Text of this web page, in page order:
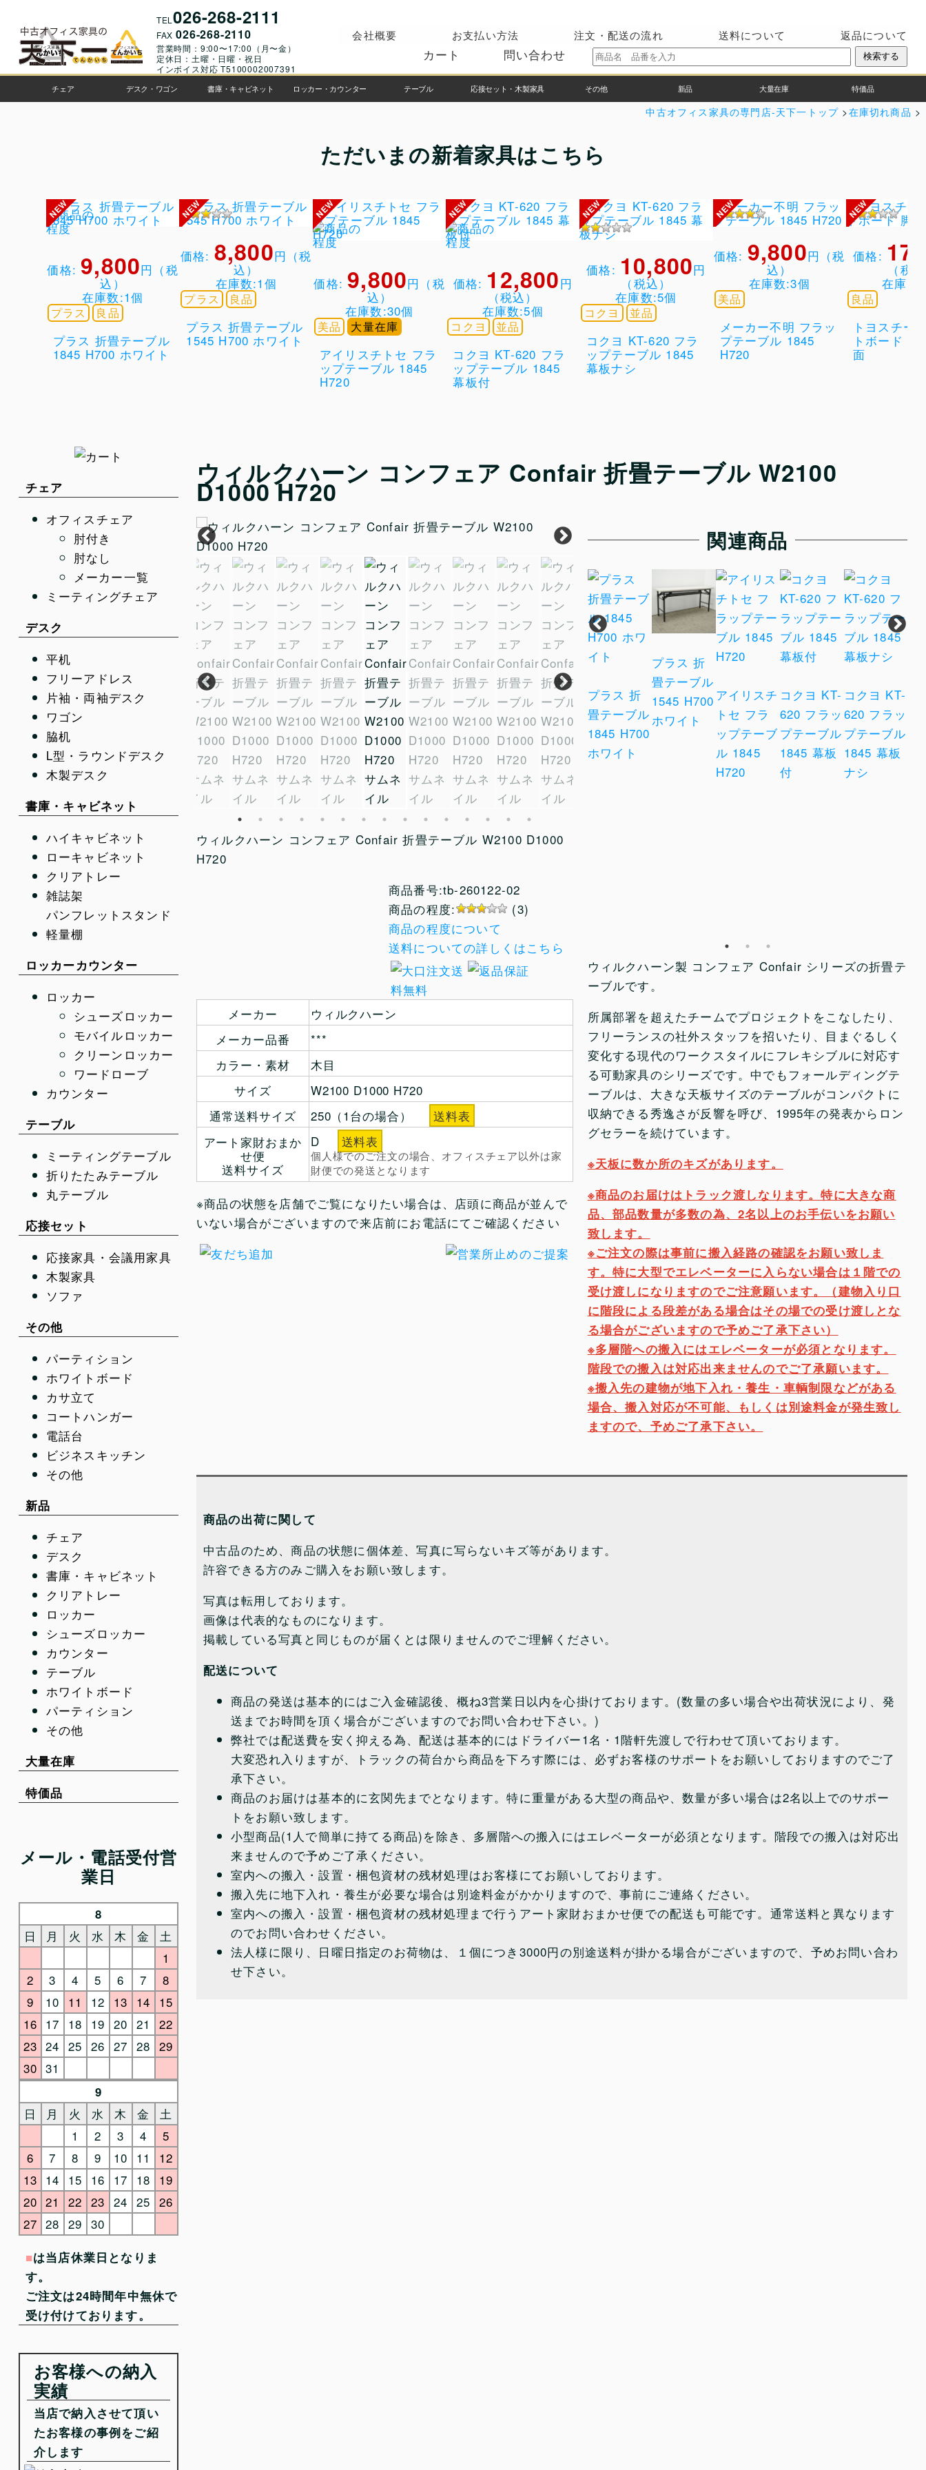
TEL026-268-2111
FAX 026-268-2110
営業時間：9:00〜17:00（月〜金）
定休日：土曜・日曜・祝日
インボイス対応 T5100002007391
会社概要 お支払い方法 注文・配送の流れ 送料について 返品について
カート 問い合わせ
チェア デスク・ワゴン 書庫・キャビネット ロッカー・カウンター テーブル 応接セット・木製家具 その他 新品 大量在庫 特価品
中古オフィス家具の専門店-天下一トップ >在庫切れ商品 >
ただいまの新着家具はこちら
価格: 9,800円（税
込）
在庫数:1個
プラス 良品
プラス 折畳テーブル
1845 H700 ホワイト
価格: 8,800円（税
込）
在庫数:1個
プラス 良品
プラス 折畳テーブル
1545 H700 ホワイト
価格: 9,800円（税
込）
在庫数:30個
美品 大量在庫
アイリスチトセ フラ
ップテーブル 1845
H720
価格: 12,800円
（税込）
在庫数:5個
コクヨ 並品
コクヨ KT-620 フラ
ップテーブル 1845
幕板付
価格: 10,800円
（税込）
在庫数:5個
コクヨ 並品
コクヨ KT-620 フラ
ップテーブル 1845
幕板ナシ
価格: 9,800円（税
込）
在庫数:3個
美品
メーカー不明 フラッ
プテーブル 1845
H720
価格:
（税
在庫数
良品
トヨスチー
トボード
面
ウィルクハーン コンフェア Confair 折畳テーブル W2100
D1000 H720
ウィルクハーン コンフェア Confair 折畳テーブル W2100 D1000
H720
商品番号:tb-260122-02
商品の程度:
(3)
商品の程度について
送料についての詳しくはこちら
メーカー
ウィルクハーン
メーカー品番
***
カラー・素材
木目
サイズ
W2100 D1000 H720
通常送料サイズ
250（1台の場合）
送料表
アート家財おまか
せ便
送料サイズ
D 送料表
個人様でのご注文の場合、オフィスチェア以外は家
財便での発送となります
※商品の状態を店舗でご覧になりたい場合は、店頭に商品が並んで
いない場合がございますので来店前にお電話にてご確認ください
関連商品
オカムラ
ポータム
可動肘 ハ
ンガー付
ダークグリ
品
イトーキ
フリップフ
ラップ 可
バック ハ
ネイビーブ
オカムラ
パート ミ
ーティング
チェアー
セージ
エプソン
データプロ
ジェクター
EB-G5950
オカムラ
アプション
フリー ミ
ーティング
700X700
プラス 折
畳テーブル
1845 H700
ホワイト
プラス 折
畳テーブル
1545 H700
ホワイト
アイリスチ
トセ フラ
ップテーブ
ル 1845
H720
コクヨ KT-
620 フラッ
プテーブル
1845 幕板
付
コクヨ KT-
620 フラッ
プテーブル
1845 幕板
ナシ
ウィルクハーン製 コンフェア Confair シリーズの折畳テ
ーブルです。
所属部署を超えたチームでプロジェクトをこなしたり、
フリーランスの社外スタッフを招いたり、目まぐるしく
変化する現代のワークスタイルにフレキシブルに対応す
る可動家具のシリーズです。中でもフォールディングテ
ーブルは、大きな天板サイズのテーブルがコンパクトに
収納できる秀逸さが反響を呼び、1995年の発表からロン
グセラーを続けています。
※天板に数か所のキズがあります。
※商品のお届けはトラック渡しなります。特に大きな商
品、部品数量が多数の為、2名以上のお手伝いをお願い
致します。
※ご注文の際は事前に搬入経路の確認をお願い致しま
す。特に大型でエレベーターに入らない場合は１階での
受け渡しになりますのでご注意願います。（建物入り口
に階段による段差がある場合はその場での受け渡しとな
る場合がございますので予めご了承下さい）
※多層階への搬入にはエレベーターが必須となります。
階段での搬入は対応出来ませんのでご了承願います。
※搬入先の建物が地下入れ・養生・車輌制限などがある
場合、搬入対応が不可能、もしくは別途料金が発生致し
ますので、予めご了承下さい。
商品の出荷に関して
中古品のため、商品の状態に個体差、写真に写らないキズ等があります。
許容できる方のみご購入をお願い致します。
写真は転用しております。
画像は代表的なものになります。
掲載している写真と同じものが届くとは限りませんのでご理解ください。
配送について
商品の発送は基本的にはご入金確認後、概ね3営業日以内を心掛けております。(数量の多い場合や出荷状況により、発
送までお時間を頂く場合がございますのでお問い合わせ下さい。)
弊社では配送費を安く抑える為、配送は基本的にはドライバー1名・1階軒先渡しで行わせて頂いております。
大変恐れ入りますが、トラックの荷台から商品を下ろす際には、必ずお客様のサポートをお願いしておりますのでご了
承下さい。
商品のお届けは基本的に玄関先までとなります。特に重量がある大型の商品や、数量が多い場合は2名以上でのサポー
トをお願い致します。
小型商品(1人で簡単に持てる商品)を除き、多層階への搬入にはエレベーターが必須となります。階段での搬入は対応出
来ませんので予めご了承ください。
室内への搬入・設置・梱包資材の残材処理はお客様にてお願いしております。
搬入先に地下入れ・養生が必要な場合は別途料金がかかりますので、事前にご連絡ください。
室内への搬入・設置・梱包資材の残材処理まで行うアート家財おまかせ便での配送も可能です。通常送料と異なります
のでお問い合わせください。
法人様に限り、日曜日指定のお荷物は、１個につき3000円の別途送料が掛かる場合がございますので、予めお問い合わ
せ下さい。
チェア
オフィスチェア
肘付き
肘なし
メーカー一覧
ミーティングチェア
デスク
平机
フリーアドレス
片袖・両袖デスク
ワゴン
脇机
L型・ラウンドデスク
木製デスク
書庫・キャビネット
ハイキャビネット
ローキャビネット
クリアトレー
雑誌架
パンフレットスタンド
軽量棚
ロッカーカウンター
ロッカー
シューズロッカー
モバイルロッカー
クリーンロッカー
ワードローブ
カウンター
テーブル
ミーティングテーブル
折りたたみテーブル
丸テーブル
応接セット
応接家具・会議用家具
木製家具
ソファ
その他
パーティション
ホワイトボード
カサ立て
コートハンガー
電話台
ビジネスキッチン
その他
新品
チェア
デスク
書庫・キャビネット
クリアトレー
ロッカー
シューズロッカー
カウンター
テーブル
ホワイトボード
パーティション
その他
大量在庫
特価品
メール・電話受付営
業日
8
日 月 火 水 木 金
土
1
2
3 4 5 6 7
8
9
10 11 12 13 14 15
16 17 18 19 20 21
22
23 24 25 26 27 28 29
30 31
9
日 月 火 水 木 金
土
1
2 3 4
5
6
7 8 9 10 11
12
13 14 15 16 17 18 19
20 21 22 23 24 25 26
27 28 29 30
■は当店休業日となりま
す。
ご注文は24時間年中無休で
受け付けております。
お客様への納入
実績
当店で納入させて頂い
たお客様の事例をご紹
介します